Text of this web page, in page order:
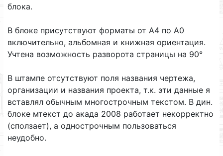
блока.
В блоке присутствуют форматы от А4 по А0
включительно, альбомная и книжная ориентация.
Учтена возможность разворота страницы на 90°
В штампе отсутствуют поля названия чертежа,
организации и названия проекта, т.к. эти данные я
вставлял обычным многострочным текстом. В дин.
блоке мтекст до акада 2008 работает некорректно
(сползает), а однострочным пользоваться
неудобно.